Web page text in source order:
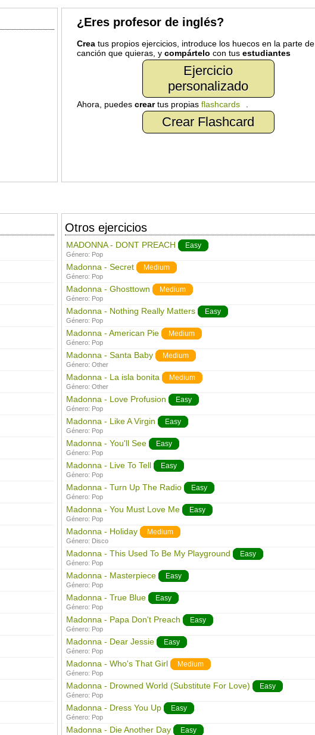
¿Eres profesor de inglés?
Creatus propios ejercicios, introduce los huecos en la parte de
canción que quieras, y compártelo con tus estudiantes
Ejercicio
personalizado
Ahora, puedes creartus propias flashcards
Crear Flashcard
Otros ejercicios
MADONNA - DONT PREACH Easy
Género: Pop
Madonna - Secret Medium
Género: Pop
Madonna - Ghosttown Medium
Género: Pop
Madonna - Nothing Really Matters Easy
Género: Pop
Madonna - American Pie Medium
Género: Pop
Madonna - Santa Baby Medium
Género: Other
Madonna - La isla bonita Medium
Género: Other
Madonna - Love Profusion Easy
Género: Pop
Madonna - Like A Virgin Easy
Género: Pop
Madonna - You'll See Easy
Género: Pop
Madonna - Live To Tell Easy
Género: Pop
Madonna - Turn Up The Radio Easy
Género: Pop
Madonna - You Must Love Me Easy
Género: Pop
Madonna - Holiday Medium
Género: Disco
Madonna - This Used To Be My Playground Easy
Género: Pop
Madonna - Masterpiece Easy
Género: Pop
Madonna - True Blue Easy
Género: Pop
Madonna - Papa Don't Preach Easy
Género: Pop
Madonna - Dear Jessie Easy
Género: Pop
Madonna - Who's That Girl Medium
Género: Pop
Madonna - Drowned World (Substitute For Love) Easy
Género: Pop
Madonna - Dress You Up Easy
Género: Pop
Madonna - Die Another Day Easy